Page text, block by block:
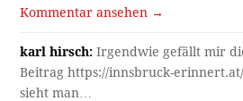
Kommentar ansehen →
karl hirsch: Irgendwie gefällt mir
Beitrag https://innsbruck-
sieht man…